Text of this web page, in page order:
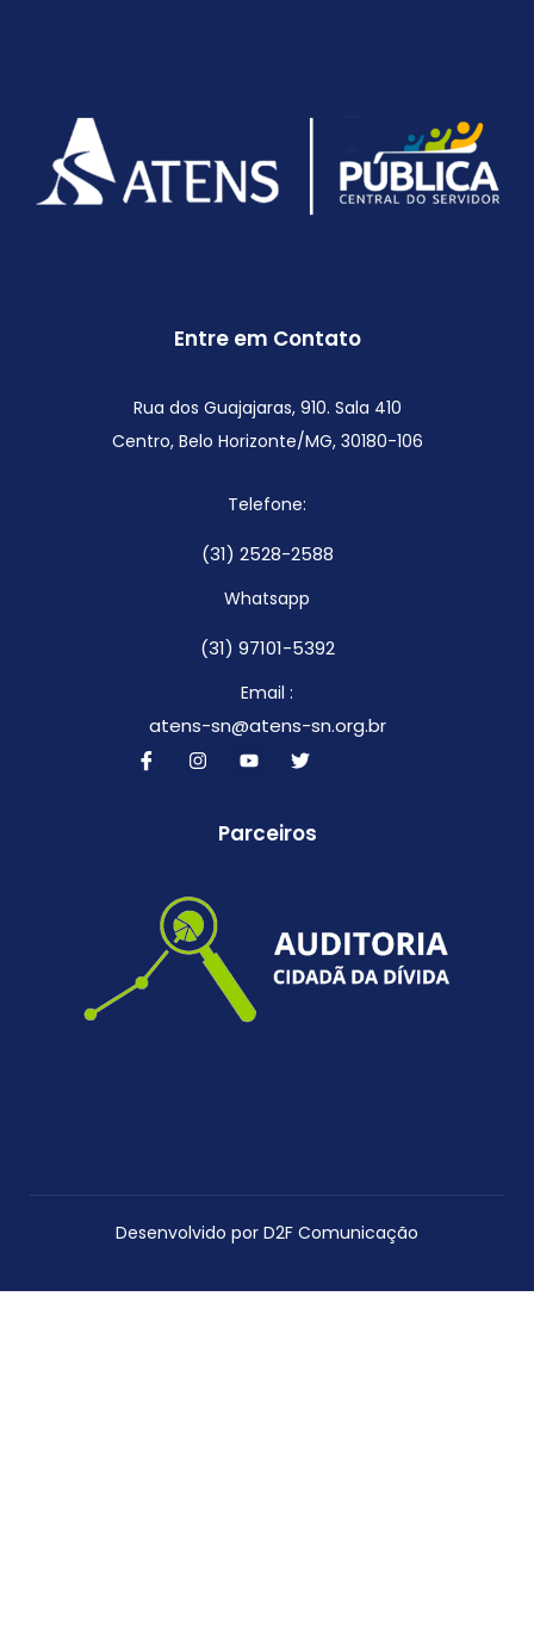
Entre em Contato
Rua dos Guajajaras, 910. Sala 410
Centro, Belo Horizonte/MG, 30180-106
Telefone:
(31) 2528-2588
Whatsapp
(31) 97101-5392
Email :
atens-sn@atens-sn.org.br
Parceiros
Desenvolvido por D2F Comunicação